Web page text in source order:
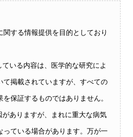
関する情報提供を目的としており
いる内容は、医学的な研究によ
て掲載されていますが、すべての
保証するものではありません。
ありますが、まれに重大な病気
っている場合があります。万が一